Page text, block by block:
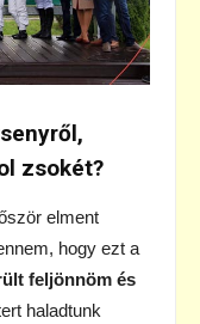
zsokét?
elment
hogy ezt a
feljönnöm és
haladtunk